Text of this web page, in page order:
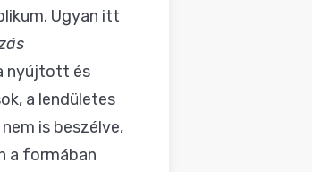
Ugyan itt
nyújtott és
a lendületes
is beszélve,
a formában